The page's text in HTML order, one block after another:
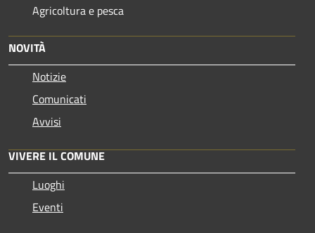
Agricoltura e pesca
NOVITÀ
Notizie
Comunicati
Avvisi
VIVERE IL COMUNE
Luoghi
Eventi